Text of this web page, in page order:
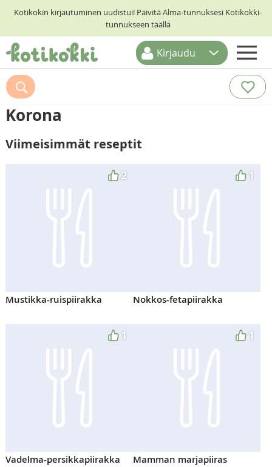
Kotikokin kirjautuminen uudistui! Päivitä Alma-tunnuksesi Kotikokki-
tunnukseen täällä
ETUSIVU
RESEPTIHAKU
RUOKATEEMAT
KESKUSTELUT
Kirjaudu
Korona
Viimeisimmät reseptit
2
Mustikka-ruispiirakka
1
Nokkos-fetapiirakka
1
Vadelma-persikkapiirakka
1
Mamman marjapiiras